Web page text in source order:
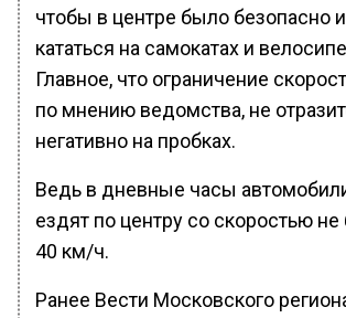
чтобы в центре было безопасно и
кататься на самокатах и
Главное, что ограничение
по мнению ведомства, не
негативно на пробках.
Ведь в дневные часы
ездят по центру со скоростью
40 км/ч.
Ранее Вести Московского